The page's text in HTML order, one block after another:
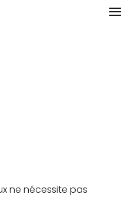
ne nécessite pas